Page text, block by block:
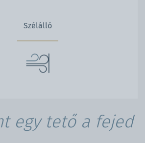
Szélálló
egy tető a fejed